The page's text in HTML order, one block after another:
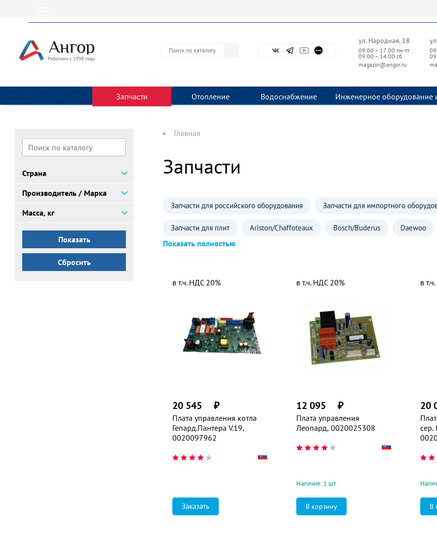
ул. Народная, 18
09:00 – 17:00 пн-пт
09:00 – 14:00 сб
magazin@angor.ru
Запчасти Отопление Водоснабжение Инженерное оборудование
Страна
Производитель / Марка
Масса, кг
Сбросить
Главная
Запчасти
Запчасти для российского оборудования Запчасти для импортного
Запчасти для плит Ariston/Chaffoteaux Bosch/Buderus Daewoo
Показать полностью
Плата управления котла
Гепард.Пантера V.19,
0020097962
20 545 ₽
в т.ч. НДС 20%
Заказать
Плата управления
Леопард, 0020025308
12 095 ₽
в т.ч. НДС 20%
Наличие: 1 шт.
20
в